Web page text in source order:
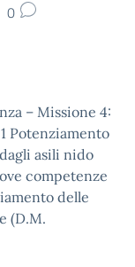
0
– Missione 4:
Potenziamento
asili nido
competenze
delle
(D.M.